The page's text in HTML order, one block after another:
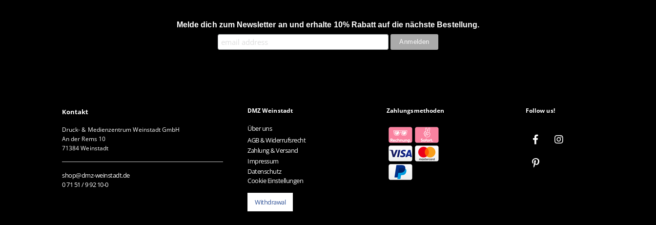
Melde dich zum Newsletter an und erhalte 10% Rabatt auf die nächste Bestellung.
Kontakt
Druck- & Medienzentrum Weinstadt GmbH
An der Rems 10
71384 Weinstadt
shop@dmz-weinstadt.de
0 71 51 / 9 92 10-0
DMZ Weinstadt
Über uns
AGB & Widerrufsrecht
Zahlung & Versand
Impressum
Datenschutz
Cookie Einstellungen
Withdrawal
Zahlungsmethoden Follow us!